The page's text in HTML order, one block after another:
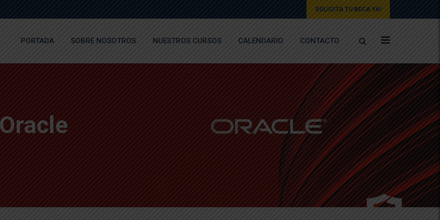
SOLICITA TU BECA YA!
PORTADA SOBRE NOSOTROS NUESTROS CURSOS CALENDARIO CONTACTO